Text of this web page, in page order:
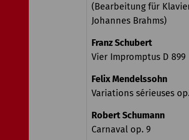
(Bearbeitung für
Johannes Brahms)
Franz Schubert
Vier Impromptus D 899
Felix Mendelssohn
Variations sérieuses
Robert Schumann
Carnaval op. 9